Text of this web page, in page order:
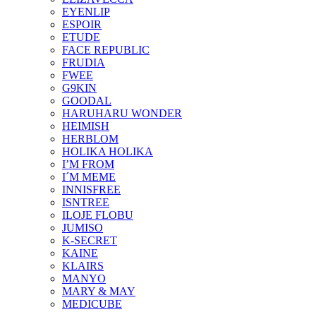
EYENLIP
ESPOIR
ETUDE
FACE REPUBLIC
FRUDIA
FWEE
G9KIN
GOODAL
HARUHARU WONDER
HEIMISH
HERBLOM
HOLIKA HOLIKA
I’M FROM
I´M MEME
INNISFREE
ISNTREE
ILOJE FLOBU
JUMISO
K-SECRET
KAINE
KLAIRS
MANYO
MARY & MAY
MEDICUBE